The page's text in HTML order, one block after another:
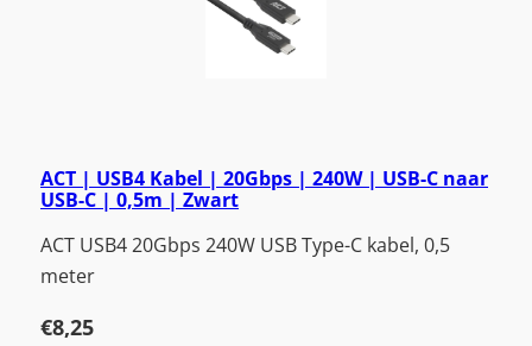
ACT | USB4 Kabel | 20Gbps | 240W | USB-C naar
USB-C | 0,5m | Zwart
ACT USB4 20Gbps 240W USB Type-C kabel, 0,5
meter
€8,25